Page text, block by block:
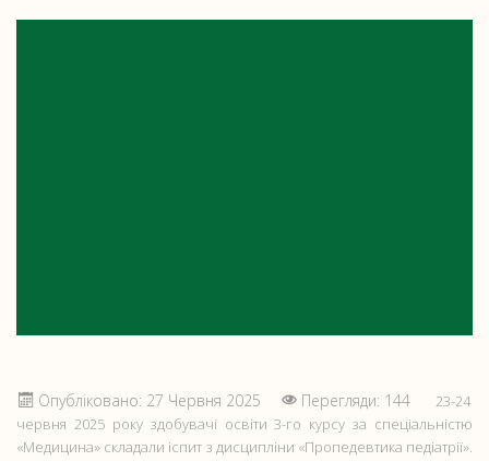
Опубліковано: 27 Червня 2025 Перегляди: 144
23-24
червня 2025 року здобувачі освіти 3-го курсу за спеціальністю
«Медицина» складали іспит з дисципліни «Пропедевтика педіатрії».